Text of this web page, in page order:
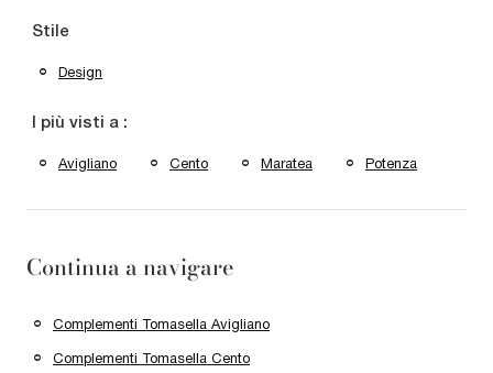
Stile
Design
I più visti a :
Avigliano Cento Maratea Potenza
Continua a navigare
Complementi Tomasella Avigliano
Complementi Tomasella Cento